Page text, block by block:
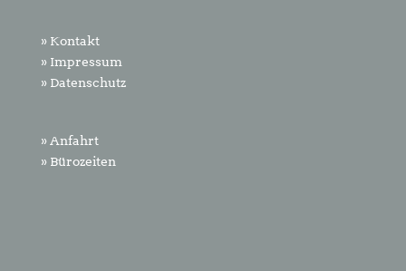
» Kontakt
» Impressum
» Datenschutz
» Anfahrt
» Bürozeiten